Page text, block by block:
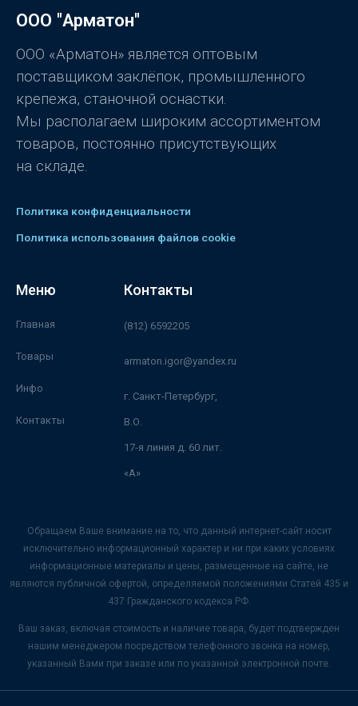
и
з
ООО "Арматон"
ООО «Арматон» является оптовым
поставщиком заклёпок, промышленного
крепежа, станочной оснастки.
Мы располагаем широким ассортиментом
товаров, постоянно присутствующих
на складе.
Политика конфиденциальности
Политика использования файлов cookie
Меню
Главная
Товары
Инфо
Контакты
Контакты
(812) 6592205
armaton.igor@yandex.ru
г. Санкт-Петербург,
В.О.
17-я линия д. 60 лит.
«А»
Обращаем Ваше внимание на то, что данный интернет-сайт носит
исключительно информационный характер и ни при каких условиях
информационные материалы и цены, размещенные на сайте, не
являются публичной офертой, определяемой положениями Статей 435 и
437 Гражданского кодекса РФ.
Ваш заказ, включая стоимость и наличие товара, будет подтвержден
нашим менеджером посредством телефонного звонка на номер,
указанный Вами при заказе или по указанной электронной почте.